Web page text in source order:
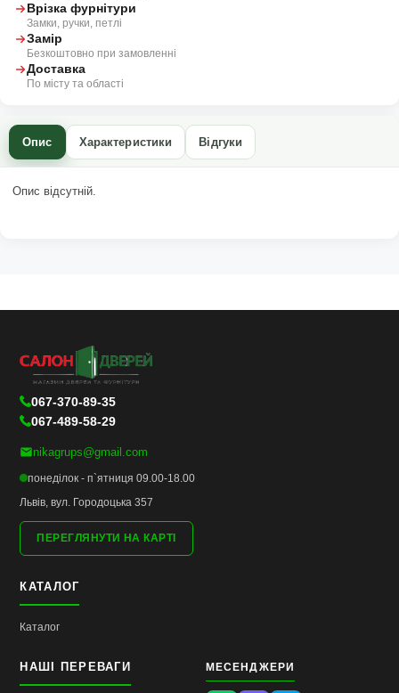
Врізка фурнітури
Замки, ручки, петлі
Замір
Безкоштовно при замовленні
Доставка
По місту та області
Опис Характеристики Відгуки
Опис відсутній.
067-370-89-35
067-489-58-29
nikagrups@gmail.com
понеділок - п`ятниця 09.00-18.00
Львів, вул. Городоцька 357
ПЕРЕГЛЯНУТИ НА КАРТІ
КАТАЛОГ
Каталог
НАШІ ПЕРЕВАГИ МЕСЕНДЖЕРИ